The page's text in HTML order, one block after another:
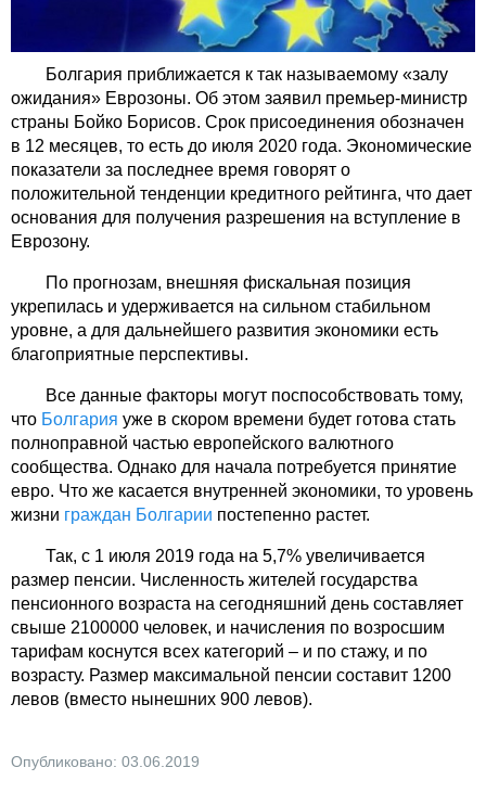
Болгария приближается к так называемому «залу
ожидания» Еврозоны. Об этом заявил премьер-министр
страны Бойко Борисов. Срок присоединения обозначен
в 12 месяцев, то есть до июля 2020 года. Экономические
показатели за последнее время говорят о
положительной тенденции кредитного рейтинга, что дает
основания для получения разрешения на вступление в
Еврозону.
По прогнозам, внешняя фискальная позиция
укрепилась и удерживается на сильном стабильном
уровне, а для дальнейшего развития экономики есть
благоприятные перспективы.
Все данные факторы могут поспособствовать тому,
что Болгария уже в скором времени будет готова стать
полноправной частью европейского валютного
сообщества. Однако для начала потребуется принятие
евро. Что же касается внутренней экономики, то уровень
жизни граждан Болгарии постепенно растет.
Так, с 1 июля 2019 года на 5,7% увеличивается
размер пенсии. Численность жителей государства
пенсионного возраста на сегодняшний день составляет
свыше 2100000 человек, и начисления по возросшим
тарифам коснутся всех категорий – и по стажу, и по
возрасту. Размер максимальной пенсии составит 1200
левов (вместо нынешних 900 левов).
Опубликовано: 03.06.2019